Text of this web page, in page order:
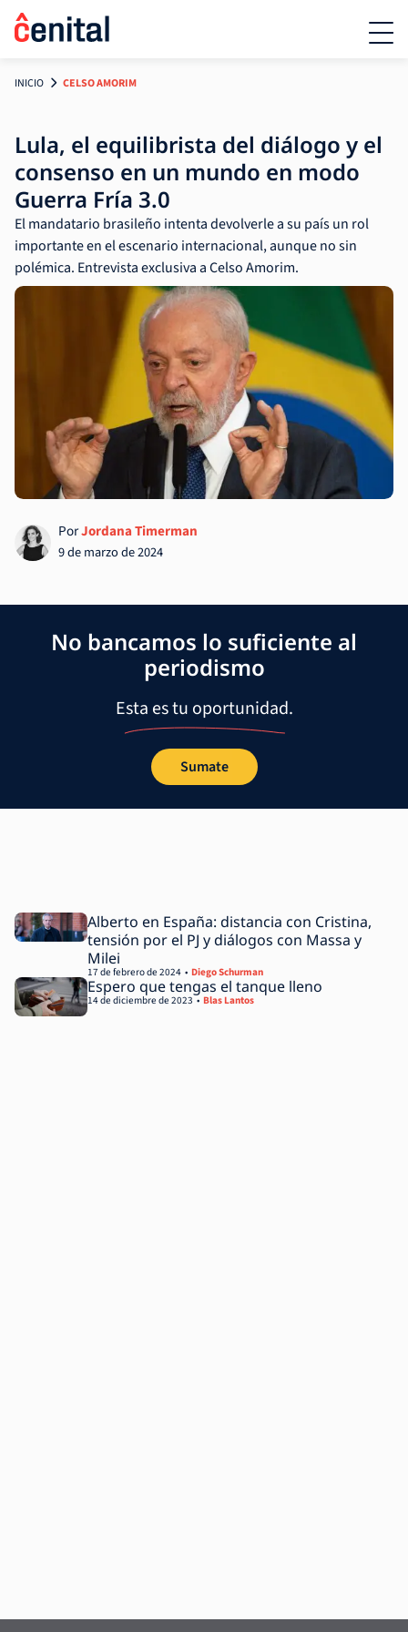
INICIO CELSO AMORIM
Lula, el equilibrista del diálogo y el
consenso en un mundo en modo
Guerra Fría 3.0
El mandatario brasileño intenta devolverle a su país un rol
importante en el escenario internacional, aunque no sin
polémica. Entrevista exclusiva a Celso Amorim.
PorJordana Timerman
9 de marzo de 2024
No bancamos lo suficiente al
periodismo
Esta es tu oportunidad.
Sumate
Alberto en España: distancia con Cristina,
tensión por el PJ y diálogos con Massa y
Milei
Diego Schurman
17 de febrero de 2024
Espero que tengas el tanque lleno
Blas Lantos
14 de diciembre de 2023